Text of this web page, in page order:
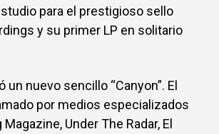
para el prestigioso sello
y su primer LP en solitario
un nuevo sencillo “Canyon”. El
por medios especializados
Under The Radar, El